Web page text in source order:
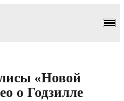
«Новой
о Годзилле